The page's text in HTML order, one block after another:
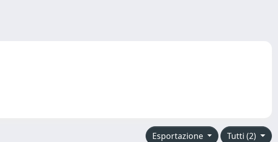
Tutti (2)
Esportazione